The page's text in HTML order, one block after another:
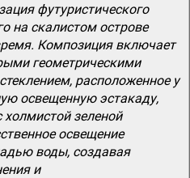
футуристического
на скалистом острове
Композиция включает
геометрическими
расположенное у
освещенную эстакаду,
зеленой
освещение
воды, создавая
и